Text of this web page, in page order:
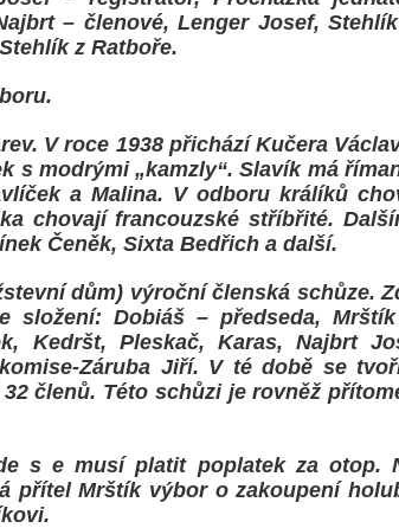
– členové, Lenger Josef,
z Ratboře.
V roce 1938 přichází Kučera
s modrými „kamzly“. Slavík má
a Malina. V odboru králíků
chovají francouzské stříbřité.
Čeněk, Sixta Bedřich a další.
dům) výroční členská schůze.
složení: Dobiáš – předseda,
Kedršt, Pleskač, Karas, Najbrt
Záruba Jiří. V té době se
členů. Této schůzi je rovněž
s e musí platit poplatek za otop.
přítel Mrštík výbor o zakoupení